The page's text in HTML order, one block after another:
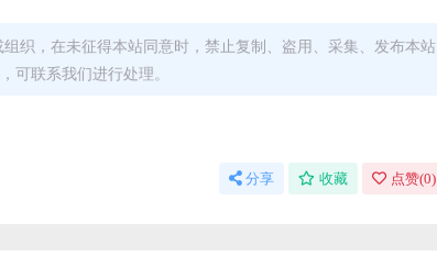
织，在未征得本站同意时，禁止复制、盗用、采集、发布本站
可联系我们进行处理。
分享 收藏 点赞(0)